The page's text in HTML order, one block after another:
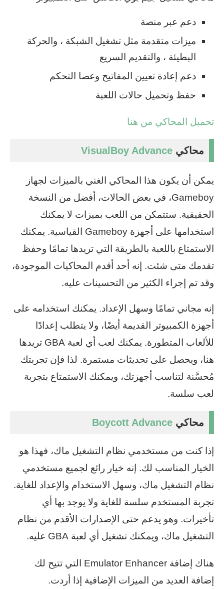
دعم عبر منصة
ميزات متقدمة مثل تشغيل الشبكة ، والحركة
البطيئة ، والتقديم السريع
دعم إعادة تعيين المفاتيح وعصا التحكم
حفظ وتحميل حالات اللعبة
تحميل المحاكي من هنا
محاكي VisualBoy Advance
يمكن أن يكون هذا المحاكي الغني بالميزات لجهاز
Gameboy، في بعض الحالات، أفضل من النسخة
الحقيقية. ستتمكن من اللعب بميزات لا يمكنك
استخدامها على أجهزة Gameboy القياسية. يمكنك
الاستمتاع باللعبة بالطريقة التي تريدها تمامًا وحفظ
تقدمك متى شئت. إنه أحد أقدم المحاكيات الموجودة،
وقد تم إجراء الكثير من التحسينات عليه.
إنه مجاني تمامًا وسهل الإعداد. يمكنك استخدامه على
أجهزة الكمبيوتر القديمة أيضًا، ولا يتطلب إعدادًا
للألعاب المتطورة. يمكنك لعب أي لعبة GBA تريدها
هنا، ويحصل على تحديثات مستمرة. لذا فإن تجربتك
مُحسَّنة لتناسب أجهزتك، ويمكنك الاستمتاع بتجربة
لعب سلسة.
محاكي Boycott Advance
إذا كنت من مستخدمي نظام التشغيل ماك، فهذا هو
الخيار المناسب لك. إنه خيار رائع لجميع مستخدمي
نظام التشغيل ماك، وسهل الاستخدام والإعداد للغاية.
تجربة المستخدم سلسة للغاية ولا يوجد بها أي
تأخيرات. وهو يدعم حتى الإصدارات الأقدم من نظام
التشغيل ماك، ويمكنك تشغيل أي لعبة GBA عليه.
هناك إضافة Emulator Enhancer التي تتيح لك
إضافة العديد من الميزات الإضافية إذا أردت.